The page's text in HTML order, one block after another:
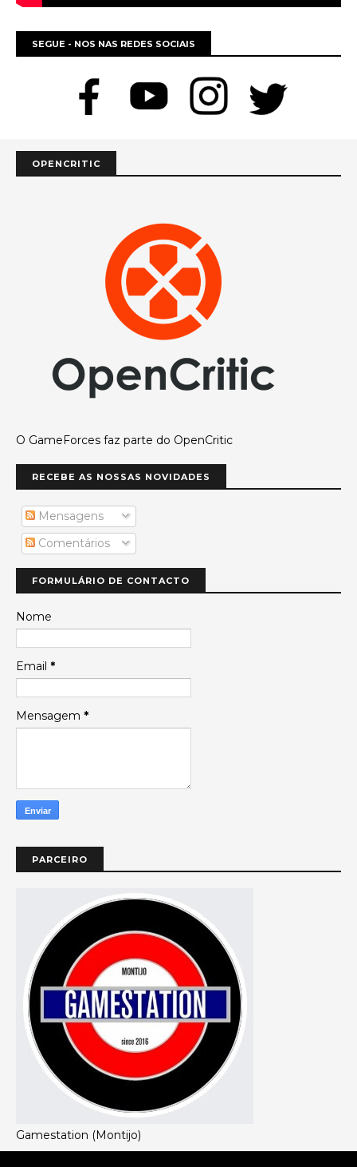
SEGUE - NOS NAS REDES SOCIAIS
OPENCRITIC
O GameForces faz parte do OpenCritic
RECEBE AS NOSSAS NOVIDADES
Mensagens
Comentários
FORMULÁRIO DE CONTACTO
Nome
Email *
Mensagem *
PARCEIRO
Gamestation (Montijo)